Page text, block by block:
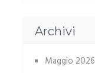
Archivi
Maggio 2026